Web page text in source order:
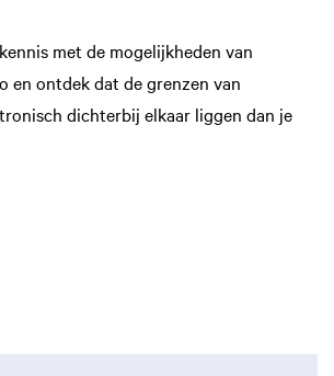
met de mogelijkheden van
en ontdek dat de grenzen van
dichterbij elkaar liggen dan je